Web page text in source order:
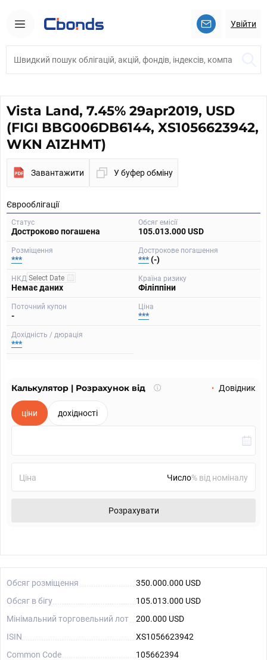
Увійти
Vista Land, 7.45% 29apr2019, USD
(FIGI BBG006DB6144, XS1056623942,
WKN A1ZHMT)
Завантажити У буфер обміну
Єврооблігації
Статус
Достроково погашена
Обсяг емісії
105.013.000 USD
Розміщення
***
Дострокове погашення
***(-)
НКД
Немає даних
Країна ризику
Філіппіни
Поточний купон
-
Ціна
***
Дохідність / дюрація
***
Калькулятор | Розрахунок від
Що
Довідник
ціни дохідності
Ціна % від номіналу
Розрахувати
Обсяг розміщення
350.000.000 USD
Обсяг в бігу
105.013.000 USD
Мінімальний торговельний лот
200.000 USD
ISIN
XS1056623942
Common Code
105662394